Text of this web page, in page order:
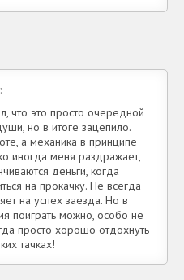
что это просто очередной
но в итоге зацепило.
а механика в принципе
иногда меня раздражает,
деньги, когда
на прокачку. Не всегда
на успех заезда. Но в
поиграть можно, особо не
просто хорошо отдохнуть
тачках!